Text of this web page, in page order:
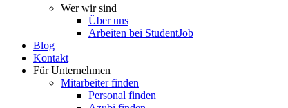
Wer wir sind
Über uns
Arbeiten bei StudentJob
Blog
Kontakt
Für Unternehmen
Mitarbeiter finden
Personal finden